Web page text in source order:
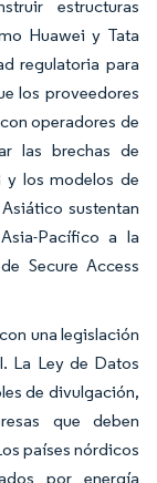
estructuras
Huawei y Tata
regulatoria para
los proveedores
operadores de
las brechas de
y los modelos de
sustentan
Pacífico a la
Secure Access
una legislación
La Ley de Datos
de divulgación,
que deben
países nórdicos
por energía